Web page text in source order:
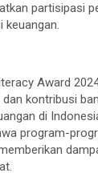
partisipasi
Award
kontribusi
di
program-